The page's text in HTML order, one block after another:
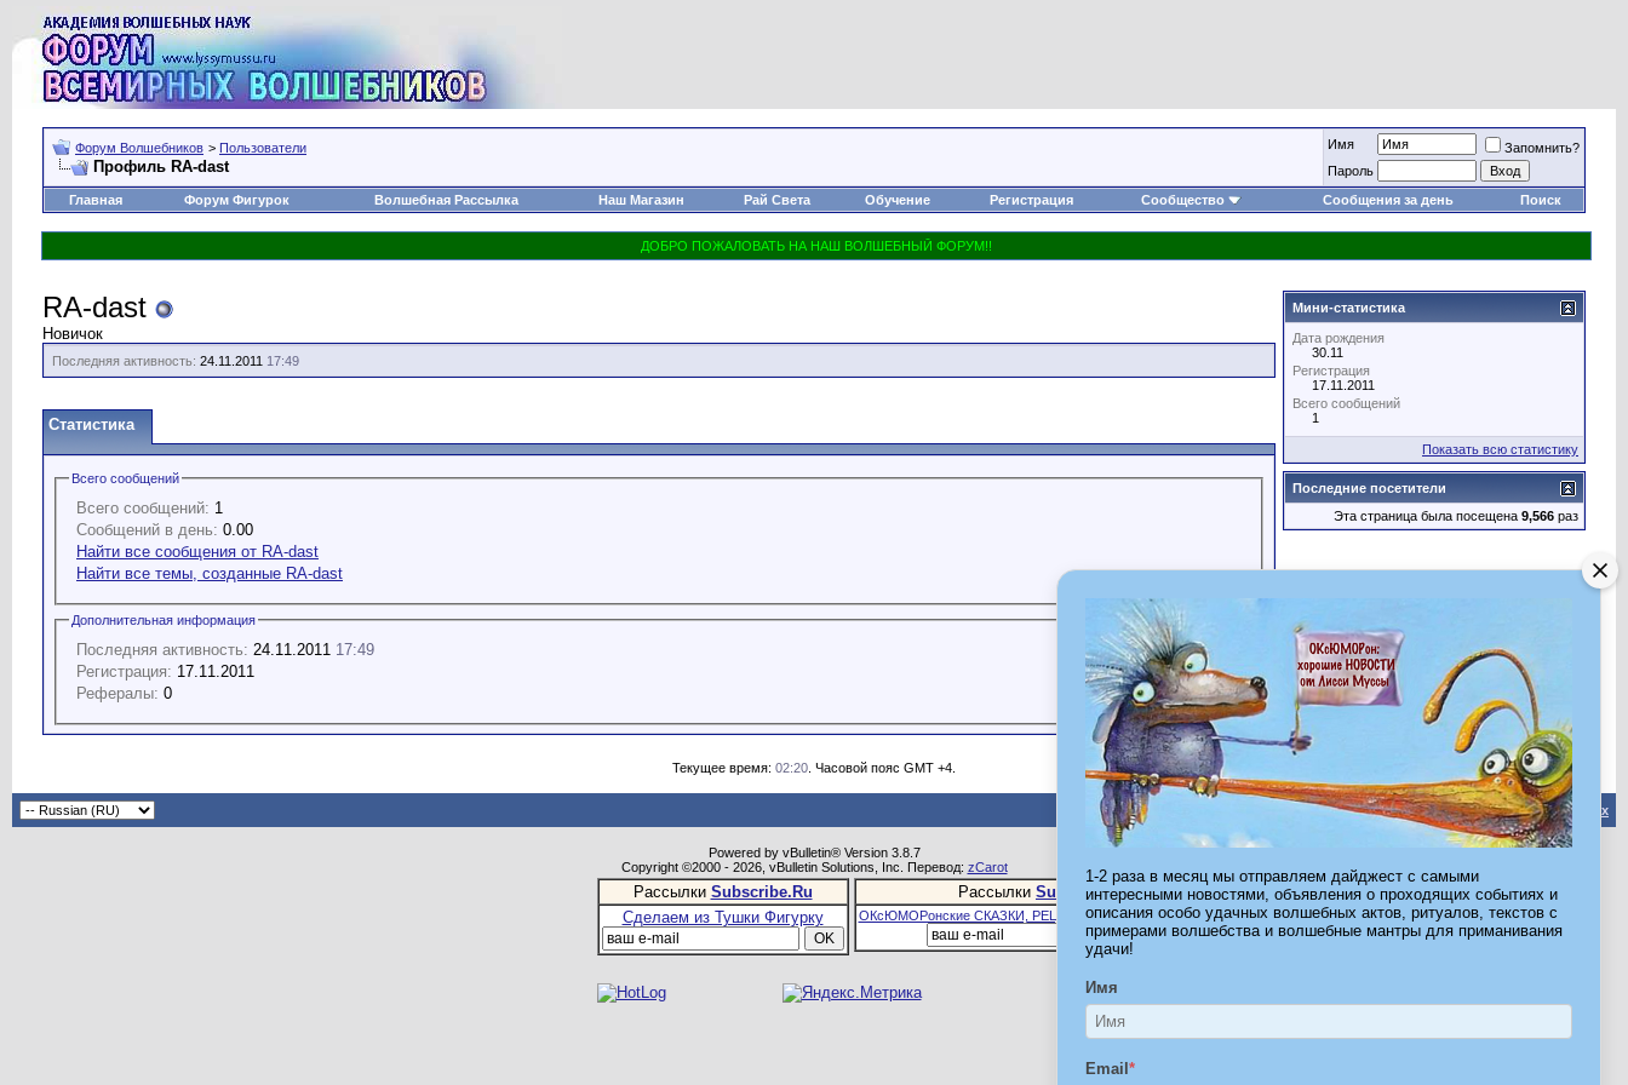
1-2 раза в месяц мы отправляем дайджест с самыми
интересными новостями, объявления о проходящих событиях и
описания особо удачных волшебных актов, ритуалов, текстов с
примерами волшебства и волшебные мантры для приманивания
удачи!
Имя
Email *
Форум Волшебников > Пользователи
Профиль RA-dast
Имя
Запомнить?
Пароль
Главная
Форум Фигурок Волшебная Рассылка Наш Магазин Рай Света Обучение Регистрация Сообщество Сообщения за день Поиск
RA-dast
Новичок
Последняя активность: 24.11.2011 17:49
Статистика
Всего сообщений
Всего сообщений: 1
Сообщений в день: 0.00
Найти все сообщения от RA-dast
Найти все темы, созданные RA-dast
Дополнительная информация
Последняя активность: 24.11.2011 17:49
Регистрация: 17.11.2011
Рефералы: 0
Мини-статистика
Дата рождения
30.11
Регистрация
17.11.2011
Всего сообщений
1
Показать всю статистику
Последние посетители
Эта страница была посещена 9,566 раз
Текущее время: 02:20 . Часовой пояс GMT +4.
Обратная связь-Форум Волшебников-Архив-Вверх
Powered by vBulletin® Version 3.8.7
Copyright ©2000 - 2026, vBulletin Solutions, Inc. Перевод: zCarot
Рассылки Subscribe.Ru
Сделаем из Тушки Фигурку
Рассылки Subscribe.Ru
ОКсЮМОРонские СКАЗКИ, РЕЦЕПТЫ И ШТУЧКИ ДЛЯ ВСЕХ